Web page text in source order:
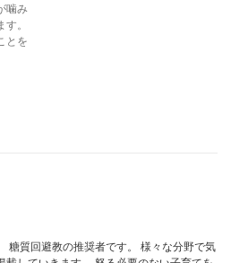
噛み
。
とを
糖質回避教の推奨者です。 様々な分野で気